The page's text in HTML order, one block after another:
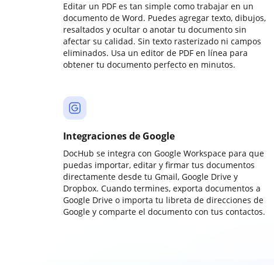
Editar un PDF es tan simple como trabajar en un
documento de Word. Puedes agregar texto, dibujos,
resaltados y ocultar o anotar tu documento sin
afectar su calidad. Sin texto rasterizado ni campos
eliminados. Usa un editor de PDF en línea para
obtener tu documento perfecto en minutos.
Integraciones de Google
DocHub se integra con Google Workspace para que
puedas importar, editar y firmar tus documentos
directamente desde tu Gmail, Google Drive y
Dropbox. Cuando termines, exporta documentos a
Google Drive o importa tu libreta de direcciones de
Google y comparte el documento con tus contactos.